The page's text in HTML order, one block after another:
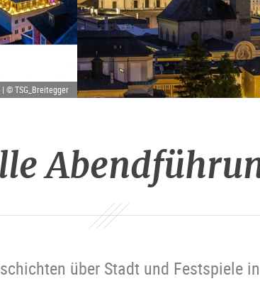
© TSG_Breitegger
über Stadt und Festspiele